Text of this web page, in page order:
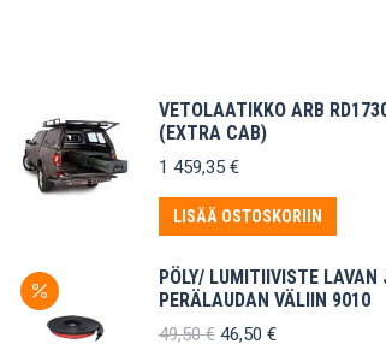
VETOLAATIKKO ARB
(EXTRA CAB)
1 459,35 €
LISÄÄ OSTOSKORIIN
PÖLY/ LUMITIIVISTE LAVAN
PERÄLAUDAN VÄLIIN 9010
49,50€ Alkuperäinen
46,50 €Nykyinen